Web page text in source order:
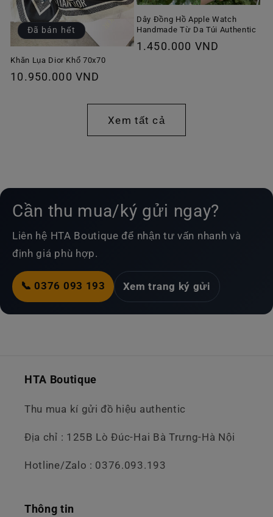
Đã bán hết
Khăn Lụa Dior Khổ 70x70
Giá
10.950.000 VND
Dây Đồng Hồ Apple Watch
Handmade Từ Da Túi Authentic
Giá
1.450.000 VND
Xem tất cả
Cần thu mua/ký gửi ngay?
Liên hệ HTA Boutique để nhận tư vấn nhanh và
định giá phù hợp.
📞 0376 093 193 Xem trang ký gửi
HTA Boutique
Thu mua kí gửi đồ hiệu authentic
Địa chỉ : 125B Lò Đúc-Hai Bà Trưng-Hà Nội
Hotline/Zalo : 0376.093.193
Thông tin